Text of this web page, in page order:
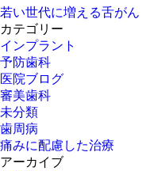
若い世代に増える舌がん
カテゴリー
インプラント
予防歯科
医院ブログ
審美歯科
未分類
歯周病
痛みに配慮した治療
アーカイブ